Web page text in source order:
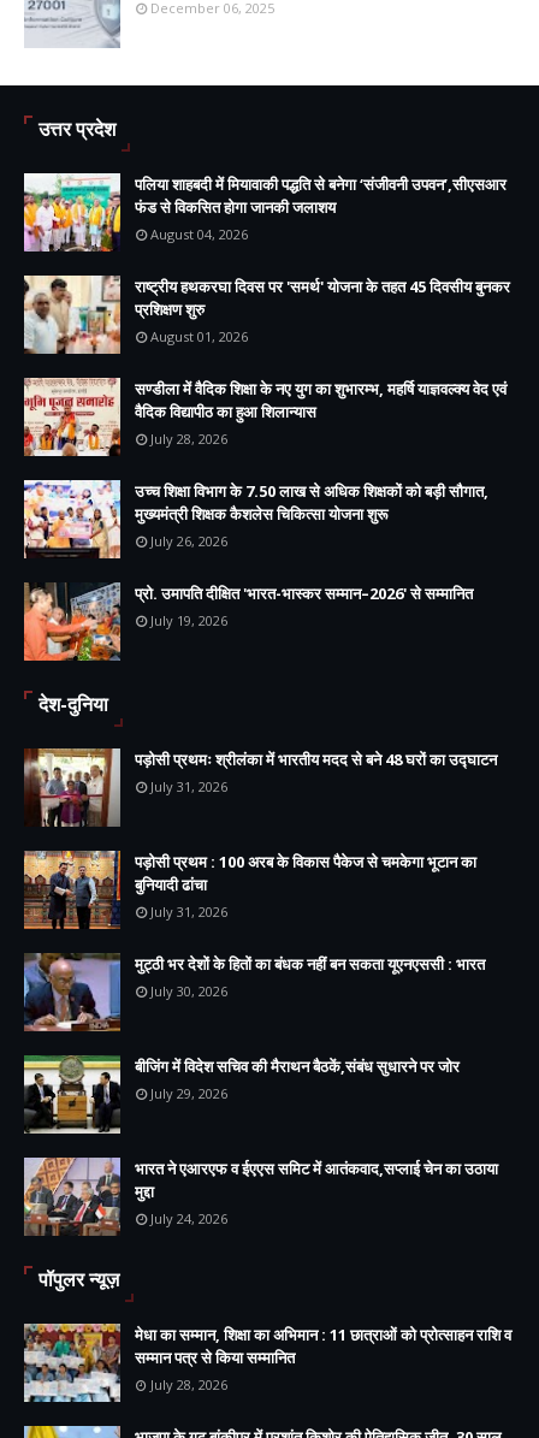
December 06, 2025
उत्तर प्रदेश
पलिया शाहबदी में मियावाकी पद्धति से बनेगा ‘संजीवनी उपवन’,सीएसआर
फंड से विकसित होगा जानकी जलाशय
August 04, 2026
राष्ट्रीय हथकरघा दिवस पर 'समर्थ' योजना के तहत 45 दिवसीय बुनकर
प्रशिक्षण शुरु
August 01, 2026
सण्डीला में वैदिक शिक्षा के नए युग का शुभारम्भ, महर्षि याज्ञवल्क्य वेद एवं
वैदिक विद्यापीठ का हुआ शिलान्यास
July 28, 2026
उच्च शिक्षा विभाग के 7.50 लाख से अधिक शिक्षकों को बड़ी सौगात,
मुख्यमंत्री शिक्षक कैशलेस चिकित्सा योजना शुरू
July 26, 2026
प्रो. उमापति दीक्षित 'भारत-भास्कर सम्मान–2026' से सम्मानित
July 19, 2026
देश-दुनिया
पड़ोसी प्रथमः श्रीलंका में भारतीय मदद से बने 48 घरों का उद्घाटन
July 31, 2026
पड़ोसी प्रथम : 100 अरब के विकास पैकेज से चमकेगा भूटान का
बुनियादी ढांचा
July 31, 2026
मुट्ठी भर देशों के हितों का बंधक नहीं बन सकता यूएनएससी : भारत
July 30, 2026
बीजिंग में विदेश सचिव की मैराथन बैठकें,संबंध सुधारने पर जोर
July 29, 2026
भारत ने एआरएफ व ईएएस समिट में आतंकवाद,सप्लाई चेन का उठाया
मुद्दा
July 24, 2026
पॉपुलर न्यूज़
मेधा का सम्मान, शिक्षा का अभिमान : 11 छात्राओं को प्रोत्साहन राशि व
सम्मान पत्र से किया सम्मानित
July 28, 2026